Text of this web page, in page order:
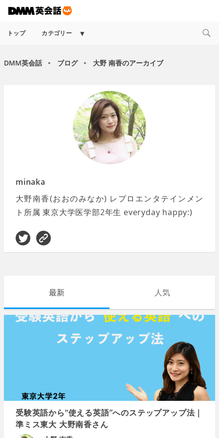
トップ カテゴリー
DMM英会話 ► ブログ ► 大野 南香のアーカイブ
minaka
大野南香(おおのみなか) レプロエンタテインメン
ト所属 東京大学医学部2年生 everyday happy:)
最新 人気
受験英語から“使える英語”へのステップアップ法｜
準ミス東大 大野南香さん